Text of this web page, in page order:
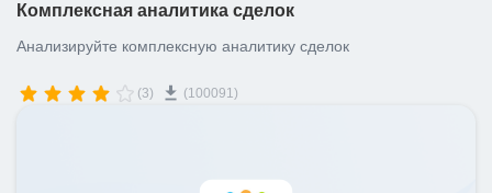
Комплексная аналитика сделок
Анализируйте комплексную аналитику сделок
(3) (100091)